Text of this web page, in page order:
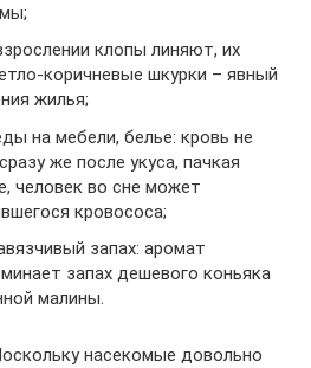
клопы линяют, их
коричневые шкурки – явный
жилья;
на мебели, белье: кровь не
же после укуса, пачкая
человек во сне может
кровососа;
запах: аромат
запах дешевого коньяка
малины.
насекомые довольно